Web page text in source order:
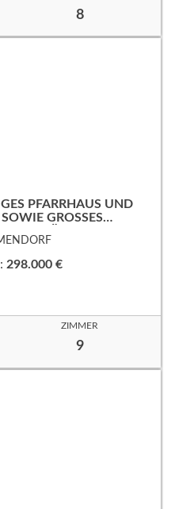
8
PFARRHAUS UND
GROSSES
298.000 €
ZIMMER
9